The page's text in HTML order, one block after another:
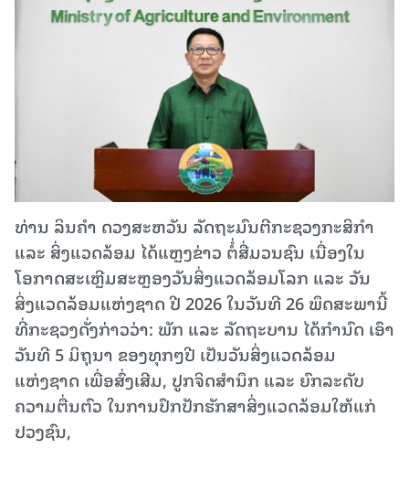
ທ່ານ ລິນຄໍາ ດວງສະຫວັນ ລັດຖະມົນຕີກະຊວງກະສິກຳ
ແລະ ສິ່ງແວດລ້ອມ ໄດ້ແຫຼງຂ່າວ ຕໍໍ່ສື່ມວນຊົນ ເນື່ອງໃນ
ໂອກາດສະເຫຼີມສະຫຼອງວັນສິ່ງແວດລ້ອມໂລກ ແລະ ວັນ
ສິ່ງແວດລ້ອມແຫ່ງຊາດ ປີ 2026 ໃນວັນທີ 26 ພຶດສະພານີ້
ທີ່ກະຊວງດັ່ງກ່າວວ່າ: ພັກ ແລະ ລັດຖະບານ ໄດ້ກໍານົດ ເອົາ
ວັນທີ 5 ມິຖຸນາ ຂອງທຸກໆປີ ເປັນວັນສິ່ງແວດລ້ອມ
ແຫ່ງຊາດ ເພື່ອສົ່ງເສີມ, ປູກຈິດສໍານຶກ ແລະ ຍົກລະດັບ
ຄວາມຕື່ນຕົວ ໃນການປົກປັກຮັກສາສິ່ງແວດລ້ອມໃຫ້ແກ່
ປວງຊົນ,